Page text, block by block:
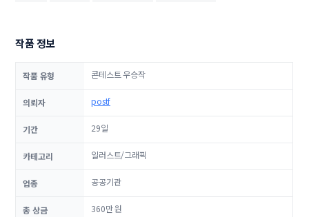
작품 정보
작품 유형 콘테스트 우승작
의뢰자 postf
기간 29일
카테고리 일러스트/그래픽
업종 공공기관
총 상금 360만 원